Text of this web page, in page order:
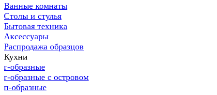
Ванные комнаты
Столы и стулья
Бытовая техника
Аксессуары
Распродажа образцов
Кухни
г-образные
г-образные с островом
п-образные